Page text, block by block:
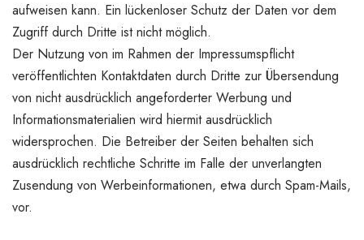
aufweisen kann. Ein lückenloser Schutz der Daten vor dem
Zugriff durch Dritte ist nicht möglich.
Der Nutzung von im Rahmen der Impressumspflicht
veröffentlichten Kontaktdaten durch Dritte zur Übersendung
von nicht ausdrücklich angeforderter Werbung und
Informationsmaterialien wird hiermit ausdrücklich
widersprochen. Die Betreiber der Seiten behalten sich
ausdrücklich rechtliche Schritte im Falle der unverlangten
Zusendung von Werbeinformationen, etwa durch Spam-Mails,
vor.